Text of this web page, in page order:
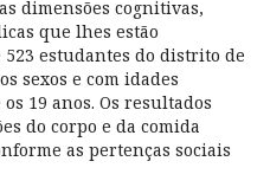
dimensões cognitivas,
que lhes estão
estudantes do distrito de
sexos e com idades
19 anos. Os resultados
do corpo e da comida
as pertenças sociais